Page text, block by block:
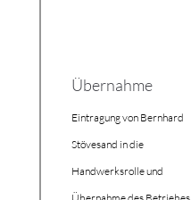
Übernahme
Eintragung von Bernhard
Stövesand in die
Handwerksrolle und